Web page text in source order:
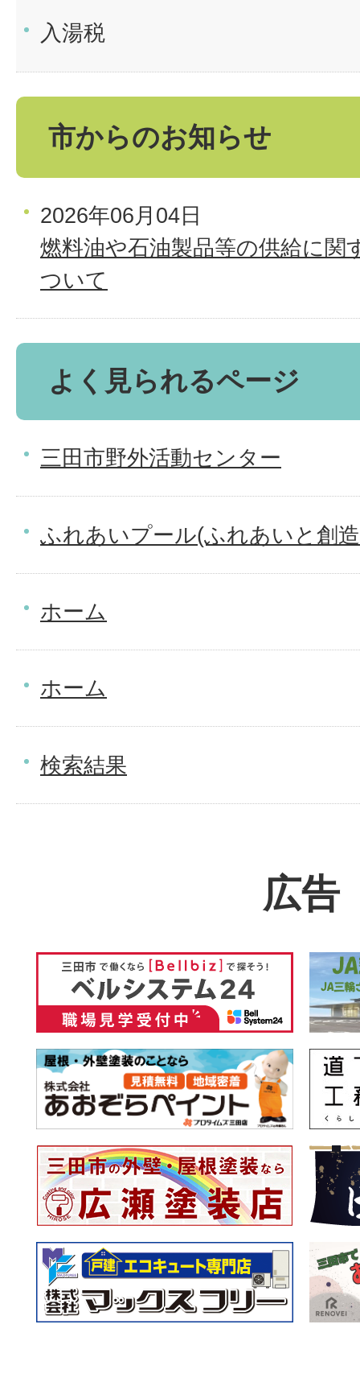
入湯税
市からのお知らせ
2026年06月04日
燃料油や石油製品等の供給に関
ついて
よく見られるページ
三田市野外活動センター
ふれあいプール(ふれあいと創
ホーム
ホーム
検索結果
広告